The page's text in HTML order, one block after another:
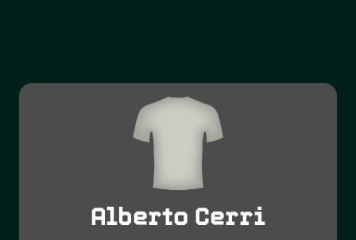
Alberto Cerri